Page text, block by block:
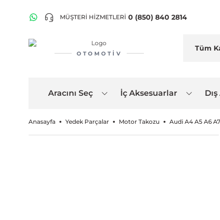
MÜŞTERİ HİZMETLERİ 0 (850) 840 2814
OTOMOTIV
Aracını Seç İç Aksesuarlar
Anasayfa Yedek Parçalar Motor Takozu Audi A4 A5 A6